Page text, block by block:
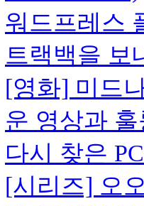
워드프레스
트랙백을 보
[영화] 미드
운 영상과
다시 찾은
[시리즈] 오